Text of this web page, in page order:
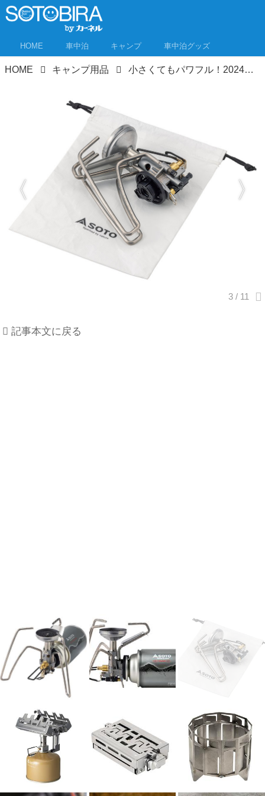
HOME 車中泊 キャンプ 車中泊グッズ
HOME キャンプ用品 小さくてもパワフル！2024年新作シングルバーナー＆アルコールバーナー用アイテム4選 車中泊キャンプにこれ欲しい！
記事本文に戻る